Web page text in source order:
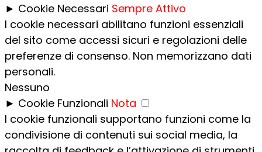
► Cookie Necessari Sempre Attivo
I cookie necessari abilitano funzioni essenziali
del sito come accessi sicuri e regolazioni delle
preferenze di consenso. Non memorizzano dati
personali.
Nessuno
► Cookie Funzionali Nota
I cookie funzionali supportano funzioni come la
condivisione di contenuti sui social media, la